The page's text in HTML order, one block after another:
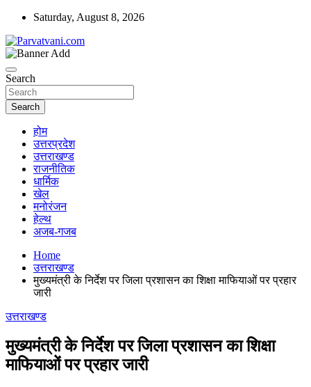
Skip
content
Saturday, August 8, 2026
Parvatvani.com
Search
Search
होम
उत्तरप्रदेश
उत्तराखण्ड
राजनीतिक
धार्मिक
खेल
मनोरंजन
हेल्थ
अजब-गजब
Home
उत्तराखण्ड
मुख्यमंत्री के निर्देश पर जिला प्रशासन का शिक्षा माफियाओं पर प्रहार
जारी
उत्तराखण्ड
मुख्यमंत्री के निर्देश पर जिला प्रशासन का शिक्षा
माफियाओं पर प्रहार जारी